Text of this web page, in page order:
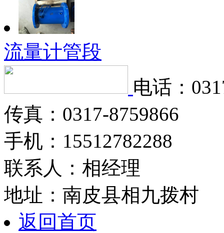
流量计管段
电话：
传真：0317-8759866
手机：15512782288
联系人：相经理
地址：南皮县相九拨村
返回首页